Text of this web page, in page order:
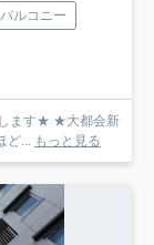
バルコニー
ます★ ★大都会新
ど... もっと見る